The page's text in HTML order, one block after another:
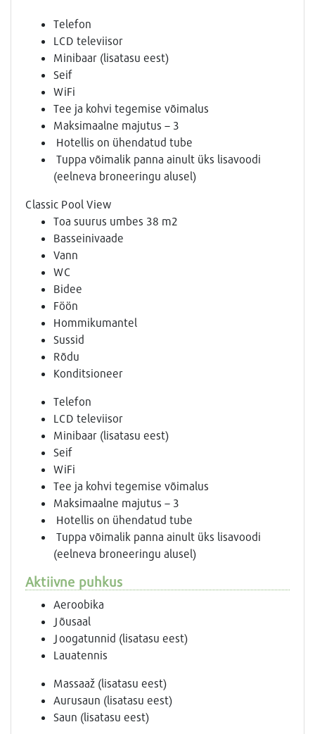
Telefon
LCD televiisor
Minibaar (lisatasu eest)
Seif
WiFi
Tee ja kohvi tegemise võimalus
Maksimaalne majutus – 3
Hotellis on ühendatud tube
Tuppa võimalik panna ainult üks lisavoodi
(eelneva broneeringu alusel)
Classic Pool View
Toa suurus umbes 38 m2
Basseinivaade
Vann
WC
Bidee
Föön
Hommikumantel
Sussid
Rõdu
Konditsioneer
Telefon
LCD televiisor
Minibaar (lisatasu eest)
Seif
WiFi
Tee ja kohvi tegemise võimalus
Maksimaalne majutus – 3
Hotellis on ühendatud tube
Tuppa võimalik panna ainult üks lisavoodi
(eelneva broneeringu alusel)
Aktiivne puhkus
Aeroobika
Jõusaal
Joogatunnid (lisatasu eest)
Lauatennis
Massaaž (lisatasu eest)
Aurusaun (lisatasu eest)
Saun (lisatasu eest)